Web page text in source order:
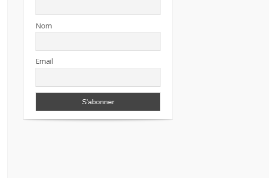
Nom
Email